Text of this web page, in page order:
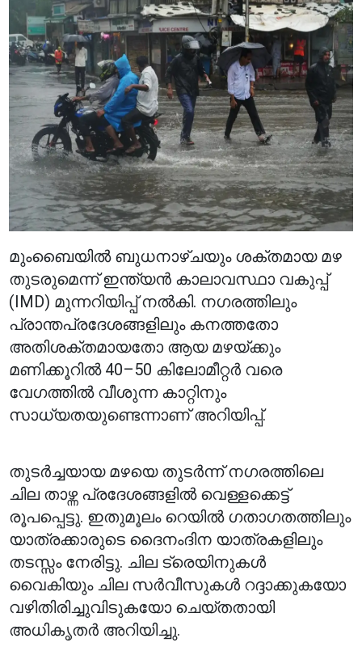
മുംബൈയിൽ ബുധനാഴ്ചയും ശക്തമായ മഴ
തുടരുമെന്ന് ഇന്ത്യൻ കാലാവസ്ഥാ വകുപ്പ്
(IMD) മുന്നറിയിപ്പ് നൽകി. നഗരത്തിലും
പ്രാന്തപ്രദേശങ്ങളിലും കനത്തതോ
അതിശക്തമായതോ ആയ മഴയ്ക്കും
മണിക്കൂറിൽ 40–50 കിലോമീറ്റർ വരെ
വേഗത്തിൽ വീശുന്ന കാറ്റിനും
സാധ്യതയുണ്ടെന്നാണ് അറിയിപ്പ്.
തുടർച്ചയായ മഴയെ തുടർന്ന് നഗരത്തിലെ
ചില താഴ്ന്ന പ്രദേശങ്ങളിൽ വെള്ളക്കെട്ട്
രൂപപ്പെട്ടു. ഇതുമൂലം റെയിൽ ഗതാഗതത്തിലും
യാത്രക്കാരുടെ ദൈനംദിന യാത്രകളിലും
തടസ്സം നേരിട്ടു. ചില ട്രെയിനുകൾ
വൈകിയും ചില സർവീസുകൾ റദ്ദാക്കുകയോ
വഴിതിരിച്ചുവിടുകയോ ചെയ്തതായി
അധികൃതർ അറിയിച്ചു.